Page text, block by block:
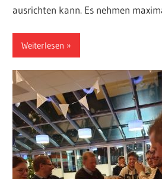
ausrichten kann. Es nehmen
Weiterlesen